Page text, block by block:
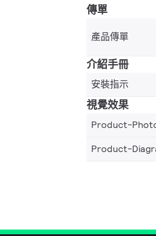
傳單
產品傳單
介紹手冊
安裝指示
視覺效果
Product-
Product-